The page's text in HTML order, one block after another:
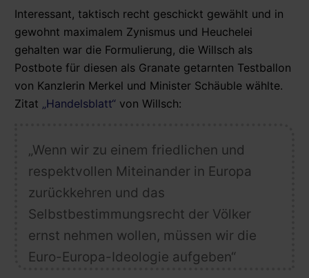
Interessant, taktisch recht geschickt gewählt und in
gewohnt maximalem Zynismus und Heuchelei
gehalten war die Formulierung, die Willsch als
Postbote für diesen als Granate getarnten Testballon
von Kanzlerin Merkel und Minister Schäuble wählte.
Zitat „Handelsblatt“ von Willsch:
„Wenn wir zu einem friedlichen und
respektvollen Miteinander in Europa
zurückkehren und das
Selbstbestimmungsrecht der Völker
ernst nehmen wollen, müssen wir die
Euro-Europa-Ideologie aufgeben“